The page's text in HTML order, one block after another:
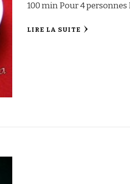
100 min Pour 4 personnes
LIRE LA SUITE